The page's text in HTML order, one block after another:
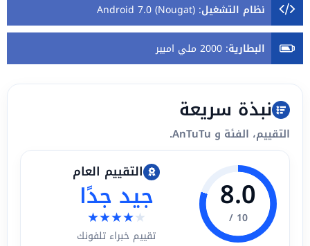
نظام التشغيل:
Android 7.0 (Nougat)
البطارية: 2000 ملي امبير
نبذة سريعة
التقييم، الفئة و AnTuTu.
8.0
10 /
التقييم العام
جيد جدًا
★★★★★
تقييم خبراء تلفونك